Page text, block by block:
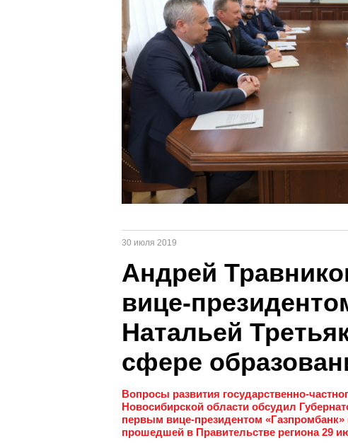
30 июля 2019
Андрей
вице-
Натальей
сфере
Вопросы развития государственно-
Новосибирской области обсудил
первым вице-президентом
прошедшей в Правительстве региона 29